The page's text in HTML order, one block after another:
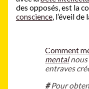
des opposés, est la
conscience, l’éveil de
Comment
mentalnous
entraves
#Pour